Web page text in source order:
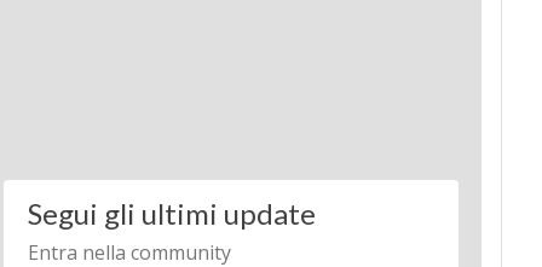
Segui gli ultimi update
Entra nella community